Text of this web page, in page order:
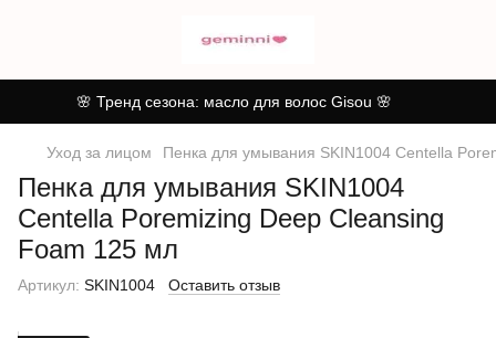
🌸 Тренд сезона: масло для волос Gisou 🌸
Уход за лицом Пенка для умывания SKIN1004 Centella
Пенка для умывания SKIN1004
Centella Poremizing Deep Cleansing
Foam 125 мл
Артикул: SKIN1004 Оставить отзыв